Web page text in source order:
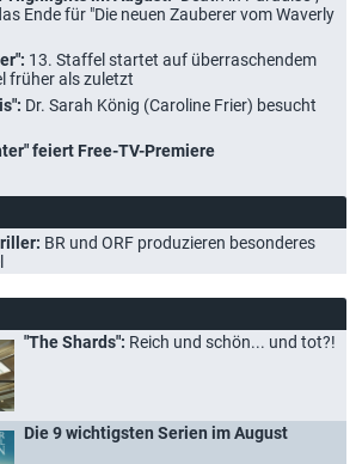
Ende für "Die neuen Zauberer vom Waverly
13. Staffel startet auf überraschendem
früher als zuletzt
Dr. Sarah König (Caroline Frier) besucht
feiert Free-TV-Premiere
BR und ORF produzieren besonderes
"The Shards": Reich und schön... und tot?!
Die 9 wichtigsten Serien im August